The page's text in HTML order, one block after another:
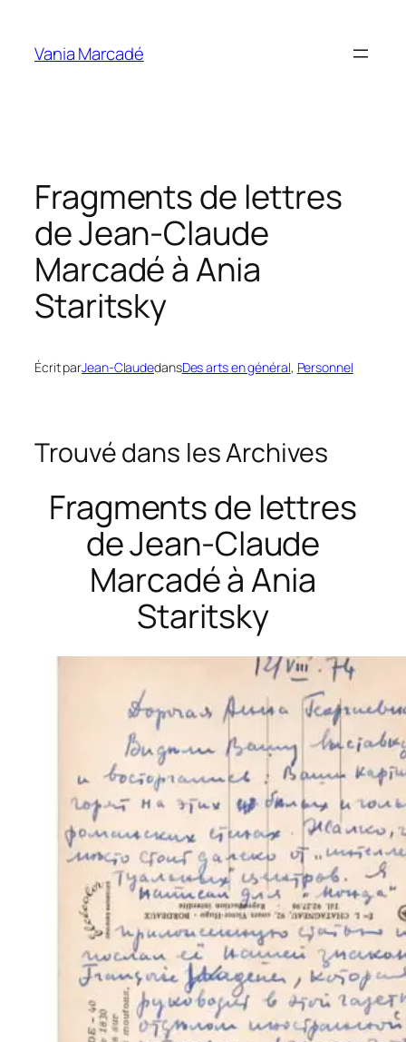
contenu
Vania Marcadé
Fragments de lettres
de Jean-Claude
Marcadé à Ania
Staritsky
Écrit parJean-ClaudedansDes arts en général, Personnel
Trouvé dans les Archives
Fragments de lettres
de Jean-Claude
Marcadé à Ania
Staritsky